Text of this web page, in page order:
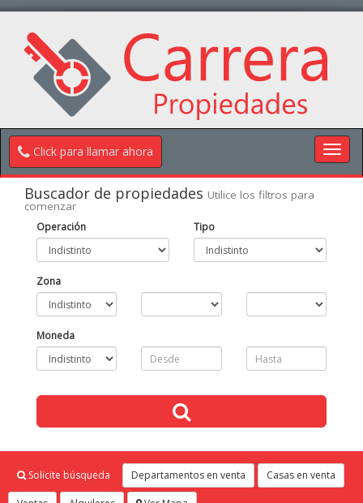
Click para llamar ahora
Buscador de propiedades Utilice los filtros para
comenzar
Operación Tipo
Zona
Moneda
Solicite búsqueda Departamentos en venta Casas en venta